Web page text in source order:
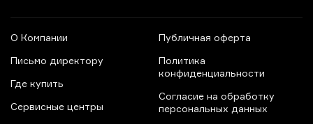
О Компании
Письмо директору
Где купить
Сервисные центры
Публичная оферта
Политика
конфиденциальности
Согласие на обработку
персональных данных